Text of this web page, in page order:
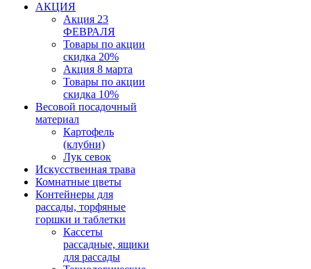
АКЦИЯ
Акция 23
ФЕВРАЛЯ
Товары по акции
скидка 20%
Акция 8 марта
Товары по акции
скидка 10%
Весовой посадочный
материал
Картофель
(клубни)
Лук севок
Искусственная трава
Комнатные цветы
Контейнеры для
рассады, торфяные
горшки и таблетки
Кассеты
рассадные, ящики
для рассады